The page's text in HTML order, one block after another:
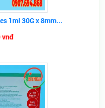
1ml 30G x 8mm...
vnđ